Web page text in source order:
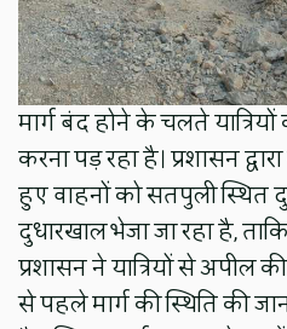
मार्ग बंद होने के चलते
करना पड़ रहा है। प्रशासन
हुए वाहनों को सतपुली स्थित
दुधारखाल भेजा जा रहा है,
प्रशासन ने यात्रियों से अपील
से पहले मार्ग की स्थिति की